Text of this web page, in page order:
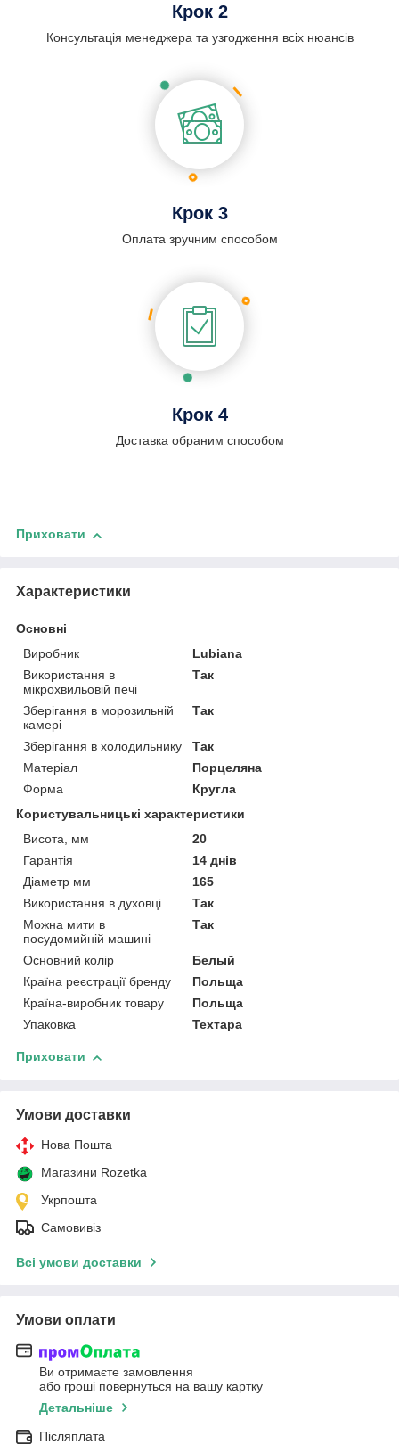
Крок 2
Консультація менеджера та узгодження всіх нюансів
Крок 3
Оплата зручним способом
Крок 4
Доставка обраним способом
Приховати
Характеристики
Основні
Виробник
Lubiana
Використання в
мікрохвильовій печі
Так
Зберігання в морозильній
камері
Так
Зберігання в холодильнику
Так
Матеріал
Порцеляна
Форма
Кругла
Користувальницькі характеристики
Висота, мм
20
Гарантія
14 днів
Діаметр мм
165
Використання в духовці
Так
Можна мити в
посудомийній машині
Так
Основний колір
Белый
Країна реєстрації бренду
Польща
Країна-виробник товару
Польща
Упаковка
Техтара
Приховати
Умови доставки
Нова Пошта
Магазини Rozetka
Укрпошта
Самовивіз
Всі умови доставки
Умови оплати
Ви отримаєте замовлення
або гроші повернуться на вашу картку
Детальніше
Післяплата